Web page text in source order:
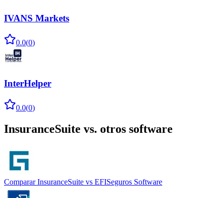
IVANS Markets
0.0(0)
InterHelper
0.0(0)
InsuranceSuite vs. otros software
Comparar InsuranceSuite vs EFISeguros Software